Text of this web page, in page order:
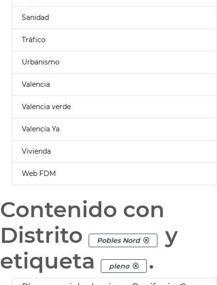
Sanidad
Tráfico
Urbanismo
Valencia
Valencia verde
Valencia Ya
Vivienda
Web FDM
Contenido con
Distrito
Pobles Nord
y
etiqueta
pleno .